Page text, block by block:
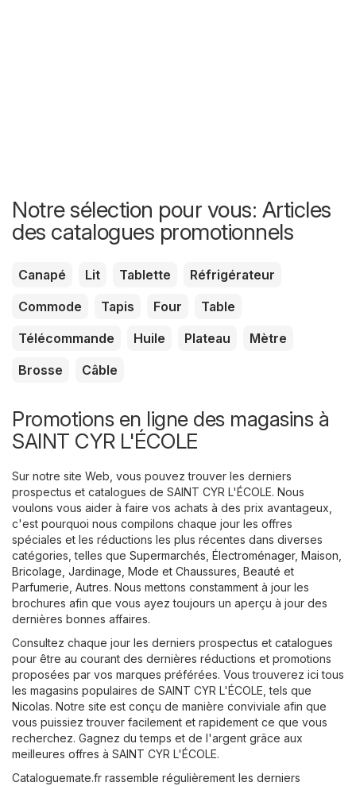
Notre sélection pour vous: Articles
des catalogues promotionnels
Canapé Lit Tablette
Réfrigérateur
Commode
Tapis Four
Table
Télécommande
Huile Plateau
Mètre
Brosse
Câble
Promotions en ligne des magasins à
SAINT CYR L'ÉCOLE
Sur notre site Web, vous pouvez trouver les derniers
prospectus et catalogues de SAINT CYR L'ÉCOLE. Nous
voulons vous aider à faire vos achats à des prix avantageux,
c'est pourquoi nous compilons chaque jour les offres
spéciales et les réductions les plus récentes dans diverses
catégories, telles que Supermarchés Électroménager, Maison,
Bricolage, Jardinage Mode et Chaussures Beauté et
Parfumerie Autres. Nous mettons constamment à jour les
brochures afin que vous ayez toujours un aperçu à jour des
dernières bonnes affaires.
Consultez chaque jour les derniers prospectus et catalogues
pour être au courant des dernières réductions et promotions
proposées par vos marques préférées. Vous trouverez ici tous
les magasins populaires de SAINT CYR L'ÉCOLE, tels que
Nicolas. Notre site est conçu de manière conviviale afin que
vous puissiez trouver facilement et rapidement ce que vous
recherchez. Gagnez du temps et de l'argent grâce aux
meilleures offres à SAINT CYR L'ÉCOLE.
Cataloguemate.fr rassemble régulièrement les derniers